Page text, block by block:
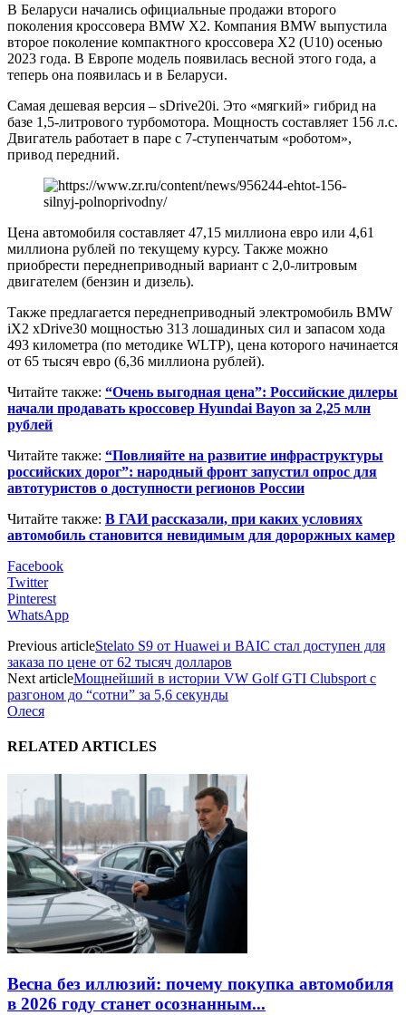
В Беларуси начались официальные продажи второго
поколения кроссовера BMW X2. Компания BMW выпустила
второе поколение компактного кроссовера X2 (U10) осенью
2023 года. В Европе модель появилась весной этого года, а
теперь она появилась и в Беларуси.
Самая дешевая версия – sDrive20i. Это «мягкий» гибрид на
базе 1,5-литрового турбомотора. Мощность составляет 156 л.с.
Двигатель работает в паре с 7-ступенчатым «роботом»,
привод передний.
Цена автомобиля составляет 47,15 миллиона евро или 4,61
миллиона рублей по текущему курсу. Также можно
приобрести переднеприводный вариант с 2,0-литровым
двигателем (бензин и дизель).
Также предлагается переднеприводный электромобиль BMW
iX2 xDrive30 мощностью 313 лошадиных сил и запасом хода
493 километра (по методике WLTP), цена которого начинается
от 65 тысяч евро (6,36 миллиона рублей).
Читайте также: “Очень выгодная цена”: Российские дилеры
начали продавать кроссовер Hyundai Bayon за 2,25 млн
рублей
Читайте также: “Повлияйте на развитие инфраструктуры
российских дорог”: народный фронт запустил опрос для
автотуристов о доступности регионов России
Читайте также: В ГАИ рассказали, при каких условиях
автомобиль становится невидимым для дороржных камер
Facebook
Twitter
Pinterest
WhatsApp
Previous articleStelato S9 от Huawei и BAIC стал доступен для
заказа по цене от 62 тысяч долларов
Next articleМощнейший в истории VW Golf GTI Clubsport с
разгоном до “сотни” за 5,6 секунды
Олеся
RELATED ARTICLES
Весна без иллюзий: почему покупка автомобиля
в 2026 году станет осознанным...